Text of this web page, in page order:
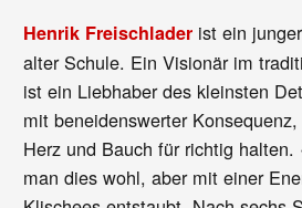
Henrik Freischlader ist ein
alter Schule. Ein Visionär im
ist ein Liebhaber des kleinsten
mit beneidenswerter
Herz und Bauch für richtig
man dies wohl, aber mit einer